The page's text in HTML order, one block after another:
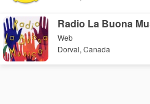
Radio La Buona
Web
Dorval, Canada